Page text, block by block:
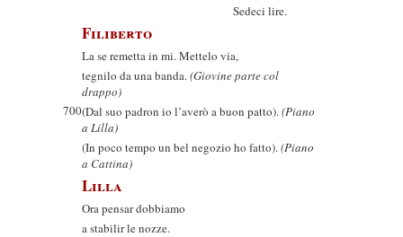
Sedeci lire.
Filiberto
La se remetta in mi. Mettelo via,
tegnilo da una banda.(Giovine parte col
drappo)
700(Dal suo padron io l’averò a buon patto).(Piano
a Lilla)
(In poco tempo un bel negozio ho fatto).(Piano
a Cattina)
Lilla
Ora pensar dobbiamo
a stabilir le nozze.